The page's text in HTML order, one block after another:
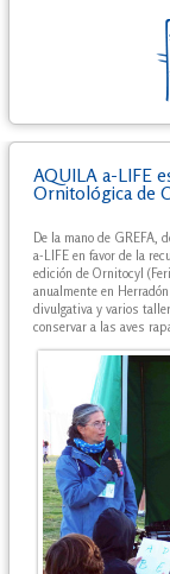
AQUILA a-LIFE
Ornitológica de
De la mano de GREFA,
a-LIFE en favor de la
edición de Ornitocyl
anualmente en
divulgativa y varios
conservar a las aves